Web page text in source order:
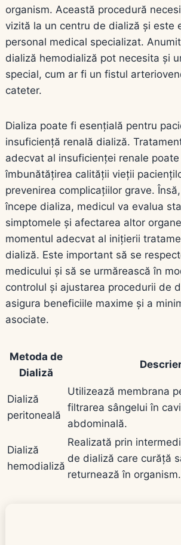
organism. Această procedură
vizită la un centru de dializă și este
personal medical specializat.
dializă hemodializă pot necesita și
special, cum ar fi un fistul
cateter.
Dializa poate fi esențială pentru
insuficiență renală dializă.
adecvat al insuficienței renale
îmbunătățirea calității vieții
prevenirea complicațiilor grave.
începe dializa, medicul va evalua
simptomele și afectarea altor
momentul adecvat al inițierii
dializă. Este important să se
medicului și să se urmărească în
controlul și ajustarea procedurii de
asigura beneficiile maxime și a
asociate.
Metoda de
Dializă
Dializă
peritoneală
Utilizează membrana
filtrarea sângelui în
abdominală.
Dializă
hemodializă
Realizată prin
de dializă care curăță
returnează în organism.